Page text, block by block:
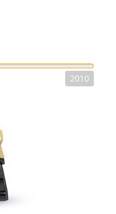
2010